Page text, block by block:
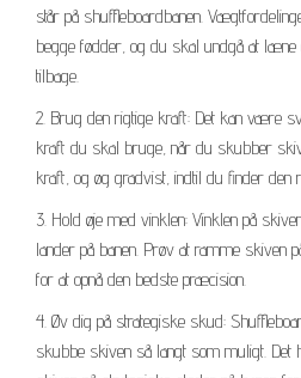
står på shuffleboardbanen.
begge fødder, og du skal undgå at
tilbage.
2. Brug den rigtige kraft: Det kan være
kraft du skal bruge, når du skubber
kraft, og øg gradvist, indtil du finder den
3. Hold øje med vinklen: Vinklen på
lander på banen. Prøv at ramme skiven
for at opnå den bedste præcision.
4. Øv dig på strategiske skud:
skubbe skiven så langt som muligt. Det